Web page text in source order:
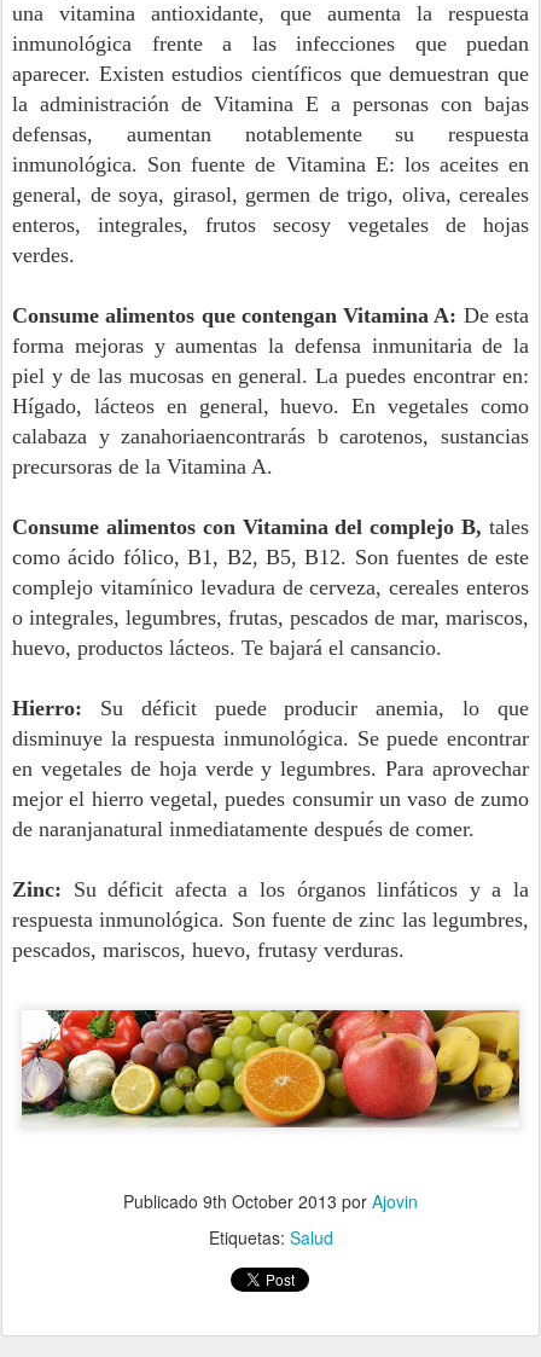
una vitamina antioxidante, que aumenta la respuesta
inmunológica frente a las infecciones que puedan
aparecer. Existen estudios científicos que demuestran que
la administración de Vitamina E a personas con bajas
defensas, aumentan notablemente su respuesta
inmunológica. Son fuente de Vitamina E: los aceites en
general, de soya, girasol, germen de trigo, oliva, cereales
enteros, integrales, frutos secosy vegetales de hojas
verdes.
Consume alimentos que contengan Vitamina A: De esta
forma mejoras y aumentas la defensa inmunitaria de la
piel y de las mucosas en general. La puedes encontrar en:
Hígado, lácteos en general, huevo. En vegetales como
calabaza yzanahoriaencontrarás b carotenos, sustancias
precursoras de la Vitamina A.
Consume alimentos con Vitamina del complejo B, tales
como ácido fólico, B1, B2, B5, B12. Son fuentes de este
complejo vitamínico levadura de cerveza, cereales enteros
o integrales, legumbres, frutas, pescados de mar, mariscos,
huevo, productos lácteos. Te bajará el cansancio.
Hierro: Su déficit puede producir anemia, lo que
disminuye la respuesta inmunológica. Se puede encontrar
en vegetales de hoja verde y legumbres. Para aprovechar
mejor el hierro vegetal, puedes consumir un vaso de zumo
de naranjanatural inmediatamente después de comer.
Zinc: Su déficit afecta a los órganos linfáticos y a la
respuesta inmunológica. Son fuente de zinc las legumbres,
pescados, mariscos, huevo, frutasy verduras.
Publicado 9th October 2013 por Ajovin
Etiquetas: Salud